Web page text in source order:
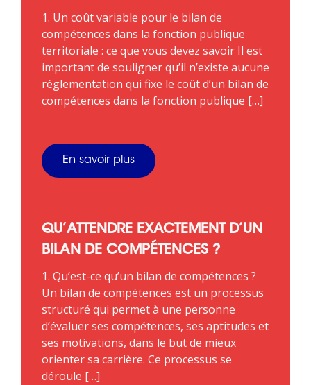
1. Un coût variable pour le bilan de
compétences dans la fonction publique
territoriale : ce que vous devez savoir Il est
important de souligner qu’il n’existe aucune
réglementation qui fixe le coût d’un bilan de
compétences dans la fonction publique […]
En savoir plus
QU’ATTENDRE EXACTEMENT D’UN
BILAN DE COMPÉTENCES ?
1. Qu’est-ce qu’un bilan de compétences ?
Un bilan de compétences est un processus
structuré qui permet à une personne
d’évaluer ses compétences, ses aptitudes et
ses motivations, dans le but de mieux
orienter sa carrière. Ce processus se
déroule […]